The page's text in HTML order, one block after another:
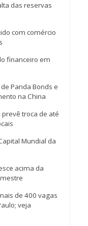
das reservas
com comércio
financeiro em
Panda Bonds e
na China
troca de até
Mundial da
acima da
de 400 vagas
veja